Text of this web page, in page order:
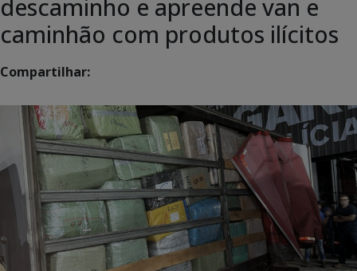
descaminho e apreende van e
caminhão com produtos ilícitos
Compartilhar: